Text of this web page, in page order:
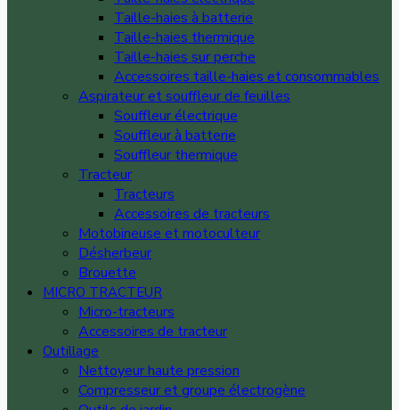
Taille-haies à batterie
Taille-haies thermique
Taille-haies sur perche
Accessoires taille-haies et consommables
Aspirateur et souffleur de feuilles
Souffleur électrique
Souffleur à batterie
Souffleur thermique
Tracteur
Tracteurs
Accessoires de tracteurs
Motobineuse et motoculteur
Désherbeur
Brouette
MICRO TRACTEUR
Micro-tracteurs
Accessoires de tracteur
Outillage
Nettoyeur haute pression
Compresseur et groupe électrogène